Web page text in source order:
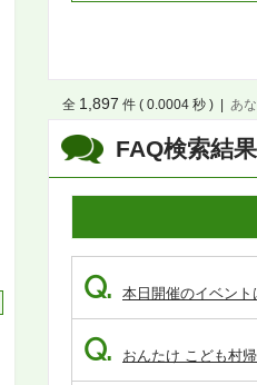
FAQ検索結果
全 1,897 件 ( 0.0004 秒 ) あ
Q. 本日開催のイベント
Q. おんたけ こども村